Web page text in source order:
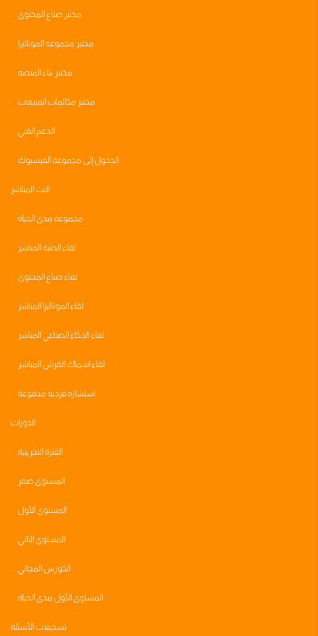
مختبر صناع المحتوى
مختبر مجموعه الموناليزا
مختبر بناء المنصه
مختبر مكالمات المبيعات
الدعم الفني
الدخول إلى مجموعة الفيسبوك
البث المباشر
مجموعه مدى الحياه
لقاء الصبة المباشر
لقاء صناع المحتوى
لقاء الموناليزا المباشر
لقاء الذكاء الصناعي المباشر
لقاء اسماك القرش المباشر
استشاره فرديه مدفوعة
الدورات
الفترة التجريبية
المستوى صفر
المستوى الأول
المستوى الثاني
الكورس المجاني
المستوى الأول مدى الحياه
تسجيلات الأسئلة